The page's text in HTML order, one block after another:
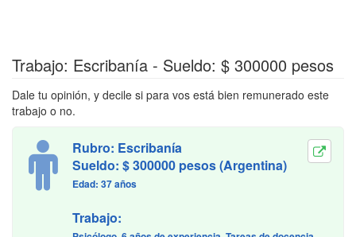
Trabajo: Escribanía - Sueldo: $ 300000 pesos
Dale tu opinión, y decile si para vos está bien remunerado este
trabajo o no.
Rubro: Escribanía
Sueldo: $ 300000 pesos (Argentina)
Edad: 37 años
Trabajo: